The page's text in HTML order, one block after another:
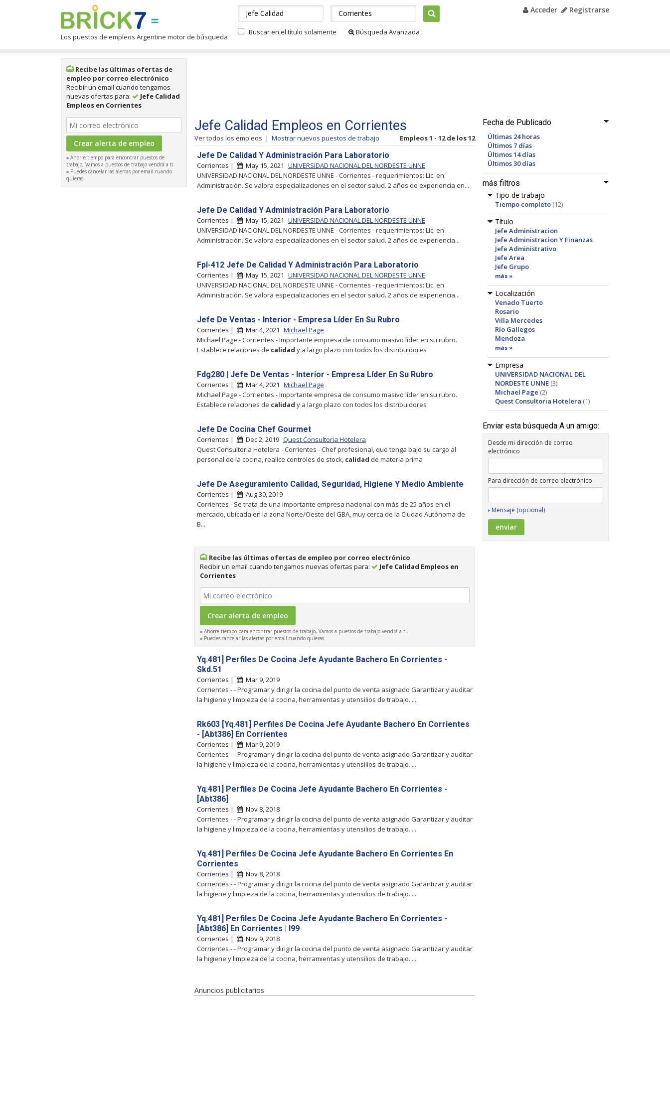
Los puestos de empleos Argentine motor de búsqueda
Acceder Registrarse
Buscar en el título solamente Búsqueda Avanzada
Recibe las últimas ofertas de
empleo por correo electrónico
Recibir un email cuando tengamos
nuevas ofertas para:
Jefe Calidad
Empleos en Corrientes
Ahorre tiempo para encontrar puestos de
trabajo, Vamos a puestos de trabajo vendrá a ti.
Puedes cancelar las alertas por email cuando
quieras.
Fecha de Publicado
Últimas 24 horas
Últimos 7 días
Últimos 14 días
Últimos 30 días
más filtros
Tipo de trabajo
Tiempo completo (12)
Título
Jefe Administracion
Jefe Administracion Y Finanzas
Jefe Administrativo
Jefe Area
Jefe Grupo
más »
Localización
Venado Tuerto
Rosario
Villa Mercedes
Río Gallegos
Mendoza
más »
Empresa
UNIVERSIDAD NACIONAL DEL
NORDESTE UNNE (3)
Michael Page (2)
Quest Consultoria Hotelera (1)
Enviar esta búsqueda A un amigo:
Desde mi dirección de correo
electrónico
Para dirección de correo electrónico
Mensaje (opcional)
Jefe Calidad Empleos en Corrientes
Ver todos los empleos | Mostrar nuevos puestos de trabajo Empleos 1 - 12 de los 12
Jefe De Calidad Y Administración Para Laboratorio
Corrientes | May 15, 2021 UNIVERSIDAD NACIONAL DEL NORDESTE UNNE
UNIVERSIDAD NACIONAL DEL NORDESTE UNNE - Corrientes - requerimientos: Lic. en
Administración. Se valora especializaciones en el sector salud. 2 años de experiencia en...
Jefe De Calidad Y Administración Para Laboratorio
Corrientes | May 15, 2021 UNIVERSIDAD NACIONAL DEL NORDESTE UNNE
UNIVERSIDAD NACIONAL DEL NORDESTE UNNE - Corrientes - requerimientos: Lic. en
Administración. Se valora especializaciones en el sector salud. 2 años de experiencia...
Fpl-412 Jefe De Calidad Y Administración Para Laboratorio
Corrientes | May 15, 2021 UNIVERSIDAD NACIONAL DEL NORDESTE UNNE
UNIVERSIDAD NACIONAL DEL NORDESTE UNNE - Corrientes - requerimientos: Lic. en
Administración. Se valora especializaciones en el sector salud. 2 años de experiencia...
Jefe De Ventas - Interior - Empresa Líder En Su Rubro
Corrientes | Mar 4, 2021 Michael Page
Michael Page - Corrientes - Importante empresa de consumo masivo líder en su rubro.
Establece relaciones de calidad y a largo plazo con todos los distribuidores
Fdg280 | Jefe De Ventas - Interior - Empresa Líder En Su Rubro
Corrientes | Mar 4, 2021 Michael Page
Michael Page - Corrientes - Importante empresa de consumo masivo líder en su rubro.
Establece relaciones de calidad y a largo plazo con todos los distribuidores
Jefe De Cocina Chef Gourmet
Corrientes | Dec 2, 2019 Quest Consultoria Hotelera
Quest Consultoria Hotelera - Corrientes - Chef profesional, que tenga bajo su cargo al
personal de la cocina, realice controles de stock, calidad de materia prima
Jefe De Aseguramiento Calidad, Seguridad, Higiene Y Medio Ambiente
Corrientes |
Aug 30, 2019
Corrientes - Se trata de una importante empresa nacional con más de 25 años en el
mercado, ubicada en la zona Norte/Oeste del GBA, muy cerca de la Ciudad Autónoma de
B...
Recibe las últimas ofertas de empleo por correo electrónico
Recibir un email cuando tengamos nuevas ofertas para:
Jefe Calidad Empleos en
Corrientes
Ahorre tiempo para encontrar puestos de trabajo, Vamos a puestos de trabajo vendrá a ti.
Puedes cancelar las alertas por email cuando quieras.
Yq.481] Perfiles De Cocina Jefe Ayudante Bachero En Corrientes -
Skd.51
Corrientes |
Mar 9, 2019
Corrientes - - Programar y dirigir la cocina del punto de venta asignado Garantizar y auditar
la higiene y limpieza de la cocina, herramientas y utensilios de trabajo. ...
Rk603 [Yq.481] Perfiles De Cocina Jefe Ayudante Bachero En Corrientes
- [Abt386] En Corrientes
Corrientes |
Mar 9, 2019
Corrientes - - Programar y dirigir la cocina del punto de venta asignado Garantizar y auditar
la higiene y limpieza de la cocina, herramientas y utensilios de trabajo. ...
Yq.481] Perfiles De Cocina Jefe Ayudante Bachero En Corrientes -
[Abt386]
Corrientes |
Nov 8, 2018
Corrientes - - Programar y dirigir la cocina del punto de venta asignado Garantizar y auditar
la higiene y limpieza de la cocina, herramientas y utensilios de trabajo. ...
Yq.481] Perfiles De Cocina Jefe Ayudante Bachero En Corrientes En
Corrientes
Corrientes |
Nov 8, 2018
Corrientes - - Programar y dirigir la cocina del punto de venta asignado Garantizar y auditar
la higiene y limpieza de la cocina, herramientas y utensilios de trabajo. ...
Yq.481] Perfiles De Cocina Jefe Ayudante Bachero En Corrientes -
[Abt386] En Corrientes | I99
Corrientes |
Nov 9, 2018
Corrientes - - Programar y dirigir la cocina del punto de venta asignado Garantizar y auditar
la higiene y limpieza de la cocina, herramientas y utensilios de trabajo. ...
Anuncios publicitarios